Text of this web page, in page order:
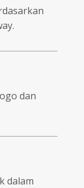
dan
dalam